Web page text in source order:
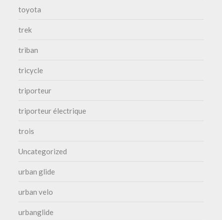
toyota
trek
triban
tricycle
triporteur
triporteur électrique
trois
Uncategorized
urban glide
urban velo
urbanglide